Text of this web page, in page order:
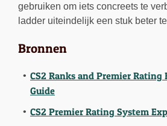
gebruiken om iets concreets te
ladder uiteindelijk een stuk beter
Bronnen
CS2 Ranks and Premier Rating
Guide
CS2 Premier Rating System